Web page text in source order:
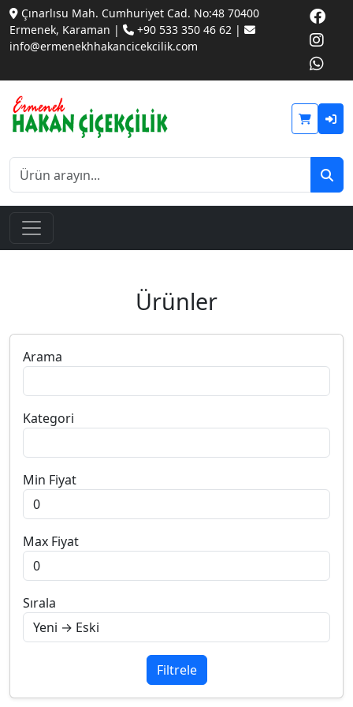
Çınarlısu Mah. Cumhuriyet Cad. No:48 70400
Ermenek, Karaman |
+90 533 350 46 62 |
info@ermenekhhakancicekcilik.com
Ürünler
Arama
Kategori
Min Fiyat
Max Fiyat
Sırala
Filtrele